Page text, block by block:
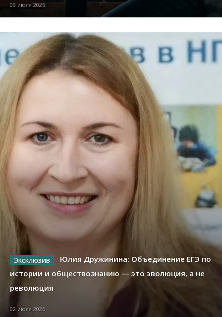
09 июля 2026
Юлия Дружинина: Объединение ЕГЭ по
истории и обществознанию — это эволюция, а не
революция
02 июля 2026